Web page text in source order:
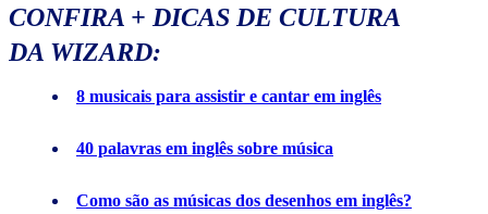
CONFIRA + DICAS DE CULTURA
DA WIZARD:
8 musicais para assistir e cantar em inglês
40 palavras em inglês sobre música
Como são as músicas dos desenhos em inglês?